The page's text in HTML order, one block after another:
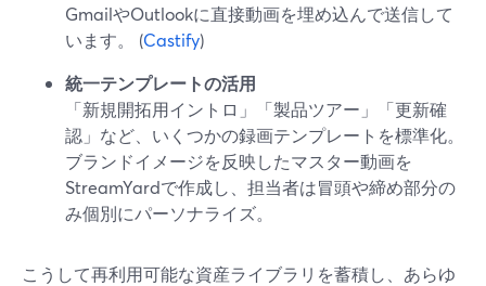
GmailやOutlookに直接動画を埋め込んで送信して
います。 (Castify)
統一テンプレートの活用
「新規開拓用イントロ」「製品ツアー」「更新確
認」など、いくつかの録画テンプレートを標準化。
ブランドイメージを反映したマスター動画を
StreamYardで作成し、担当者は冒頭や締め部分の
み個別にパーソナライズ。
こうして再利用可能な資産ライブラリを蓄積し、あらゆ